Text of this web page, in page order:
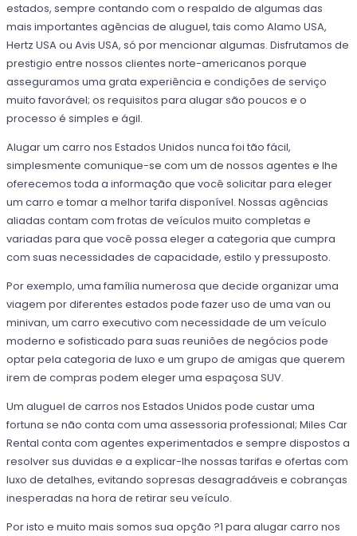
estados, sempre contando com o respaldo de algumas das
mais importantes agências de aluguel, tais como Alamo USA,
Hertz USA ou Avis USA, só por mencionar algumas. Disfrutamos de
prestigio entre nossos clientes norte-americanos porque
asseguramos uma grata experiência e condições de serviço
muito favorável; os requisitos para alugar são poucos e o
processo é simples e ágil.
Alugar um carro nos Estados Unidos nunca foi tão fácil,
simplesmente comunique-se com um de nossos agentes e lhe
oferecemos toda a informação que você solicitar para eleger
um carro e tomar a melhor tarifa disponível. Nossas agências
aliadas contam com frotas de veículos muito completas e
variadas para que você possa eleger a categoria que cumpra
com suas necessidades de capacidade, estilo y pressuposto.
Por exemplo, uma família numerosa que decide organizar uma
viagem por diferentes estados pode fazer uso de uma van ou
minivan, um carro executivo com necessidade de um veículo
moderno e sofisticado para suas reuniões de negócios pode
optar pela categoria de luxo e um grupo de amigas que querem
irem de compras podem eleger uma espaçosa SUV.
Um aluguel de carros nos Estados Unidos pode custar uma
fortuna se não conta com uma assessoria professional; Miles Car
Rental conta com agentes experimentados e sempre dispostos a
resolver sus duvidas e a explicar-lhe nossas tarifas e ofertas com
luxo de detalhes, evitando sopresas desagradáveis e cobranças
inesperadas na hora de retirar seu veículo.
Por isto e muito mais somos sua opção ?1 para alugar carro nos